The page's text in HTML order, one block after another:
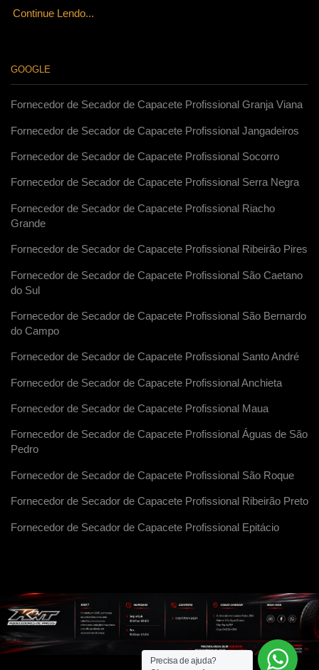
Continue Lendo...
GOOGLE
Fornecedor de Secador de Capacete Profissional Granja Viana
Fornecedor de Secador de Capacete Profissional Jangadeiros
Fornecedor de Secador de Capacete Profissional Socorro
Fornecedor de Secador de Capacete Profissional Serra Negra
Fornecedor de Secador de Capacete Profissional Riacho
Grande
Fornecedor de Secador de Capacete Profissional Ribeirão Pires
Fornecedor de Secador de Capacete Profissional São Caetano
do Sul
Fornecedor de Secador de Capacete Profissional São Bernardo
do Campo
Fornecedor de Secador de Capacete Profissional Santo André
Fornecedor de Secador de Capacete Profissional Anchieta
Fornecedor de Secador de Capacete Profissional Maua
Fornecedor de Secador de Capacete Profissional Águas de São
Pedro
Fornecedor de Secador de Capacete Profissional São Roque
Fornecedor de Secador de Capacete Profissional Ribeirão Preto
Fornecedor de Secador de Capacete Profissional Epitácio
Precisa de ajuda?